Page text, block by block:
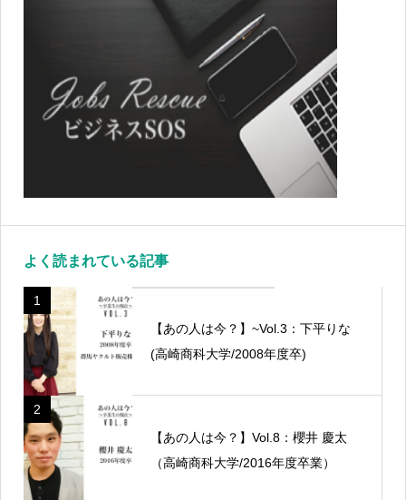
よく読まれている記事
1
【あの人は今？】~Vol.3：下平りな
(高崎商科大学/2008年度卒)
2
【あの人は今？】Vol.8：櫻井 慶太
（高崎商科大学/2016年度卒業）